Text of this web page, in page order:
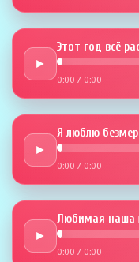
►
Этот год всё
0:00 / 0:00
►
Я люблю
0:00 / 0:00
►
Любимая наша
0:00 / 0:00